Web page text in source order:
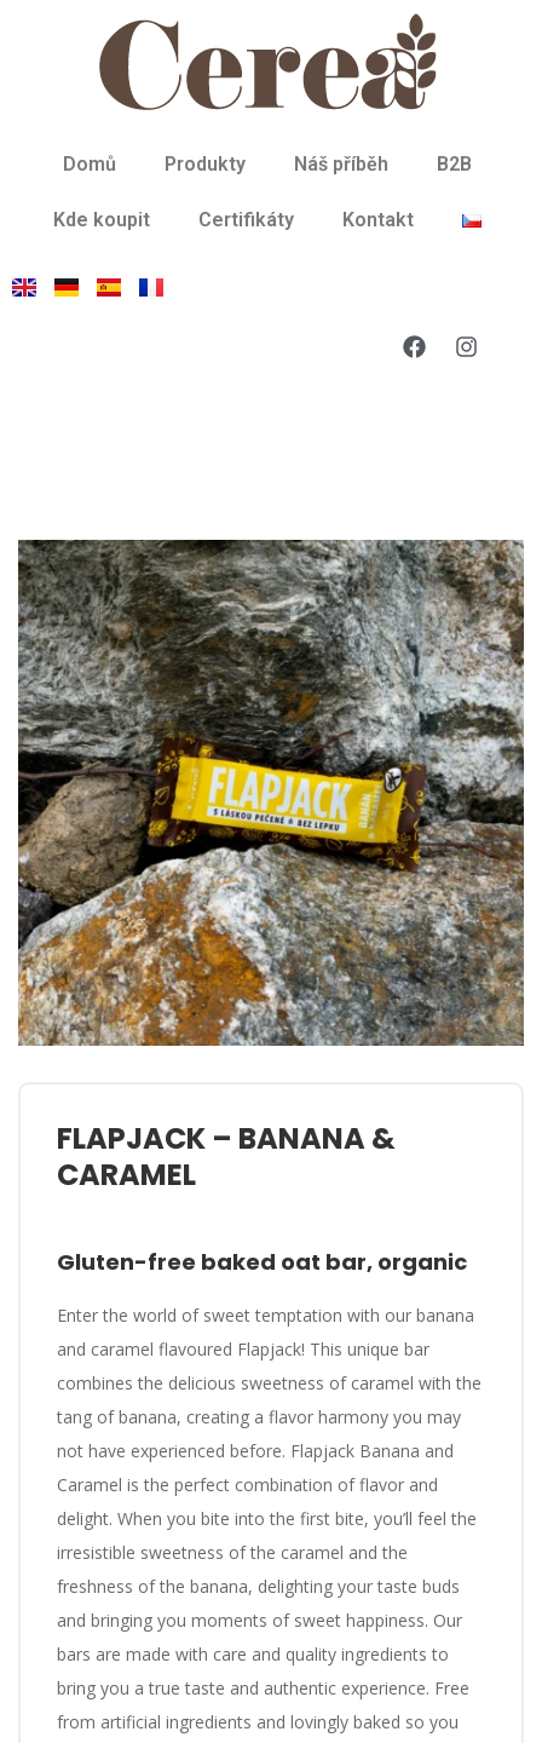
Domů Produkty Náš příběh B2B
Kde koupit Certifikáty Kontakt
FLAPJACK – BANANA &
CARAMEL
Gluten-free baked oat bar, organic
Enter the world of sweet temptation with our banana
and caramel flavoured Flapjack! This unique bar
combines the delicious sweetness of caramel with the
tang of banana, creating a flavor harmony you may
not have experienced before. Flapjack Banana and
Caramel is the perfect combination of flavor and
delight. When you bite into the first bite, you’ll feel the
irresistible sweetness of the caramel and the
freshness of the banana, delighting your taste buds
and bringing you moments of sweet happiness. Our
bars are made with care and quality ingredients to
bring you a true taste and authentic experience. Free
from artificial ingredients and lovingly baked so you